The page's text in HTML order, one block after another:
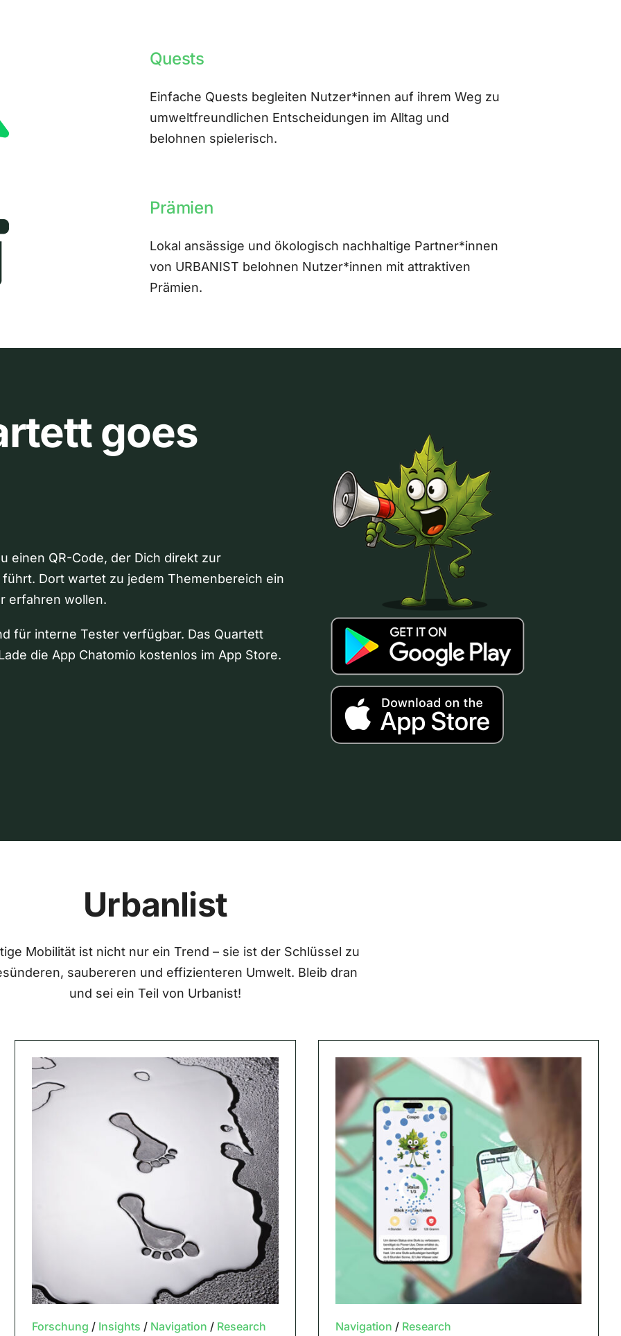
Quests
Einfache Quests begleiten Nutzer*innen auf ihrem Weg zu
umweltfreundlichen Entscheidungen im Alltag und
belohnen spielerisch.
Prämien
Lokal ansässige und ökologisch nachhaltige Partner*innen
von URBANIST belohnen Nutzer*innen mit attraktiven
Prämien.
goes
einen QR-Code, der Dich direkt zur
Dort wartet zu jedem Themenbereich ein
erfahren wollen.
für interne Tester verfügbar. Das Quartett
die App Chatomio kostenlos im App Store.
Urbanlist
Mobilität ist nicht nur ein Trend – sie ist der Schlüssel zu
saubereren und effizienteren Umwelt. Bleib dran
und sei ein Teil von Urbanist!
Forschung / Insights / Navigation / Research Navigation / Research